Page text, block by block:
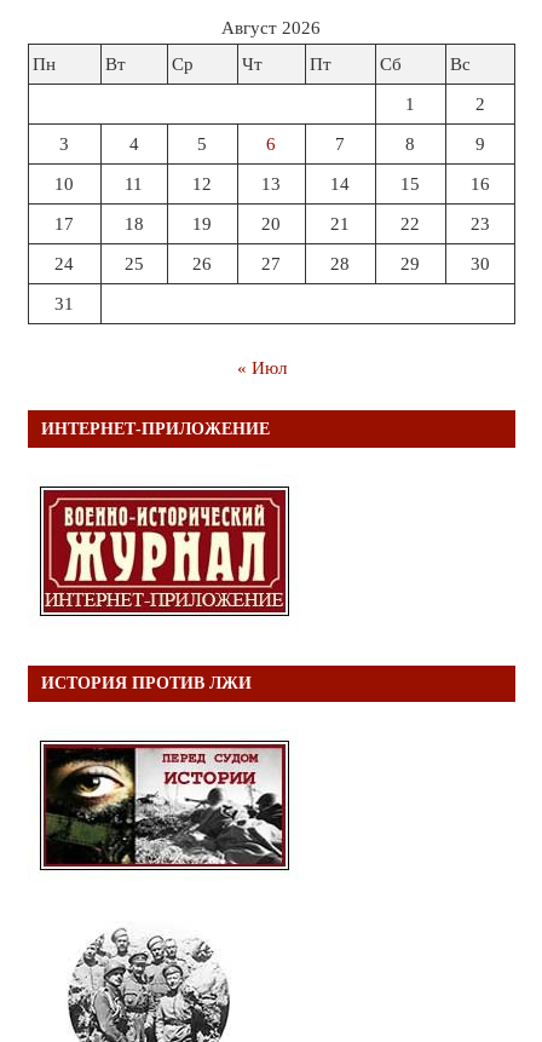
Август 2026
Пн
Вт Ср Чт Пт Сб Вс
1 2
3 4 5 6 7 8 9
10 11 12 13 14 15 16
17 18 19 20 21 22 23
24 25 26 27 28 29 30
31
« Июл
ИНТЕРНЕТ-ПРИЛОЖЕНИЕ
ИСТОРИЯ ПРОТИВ ЛЖИ